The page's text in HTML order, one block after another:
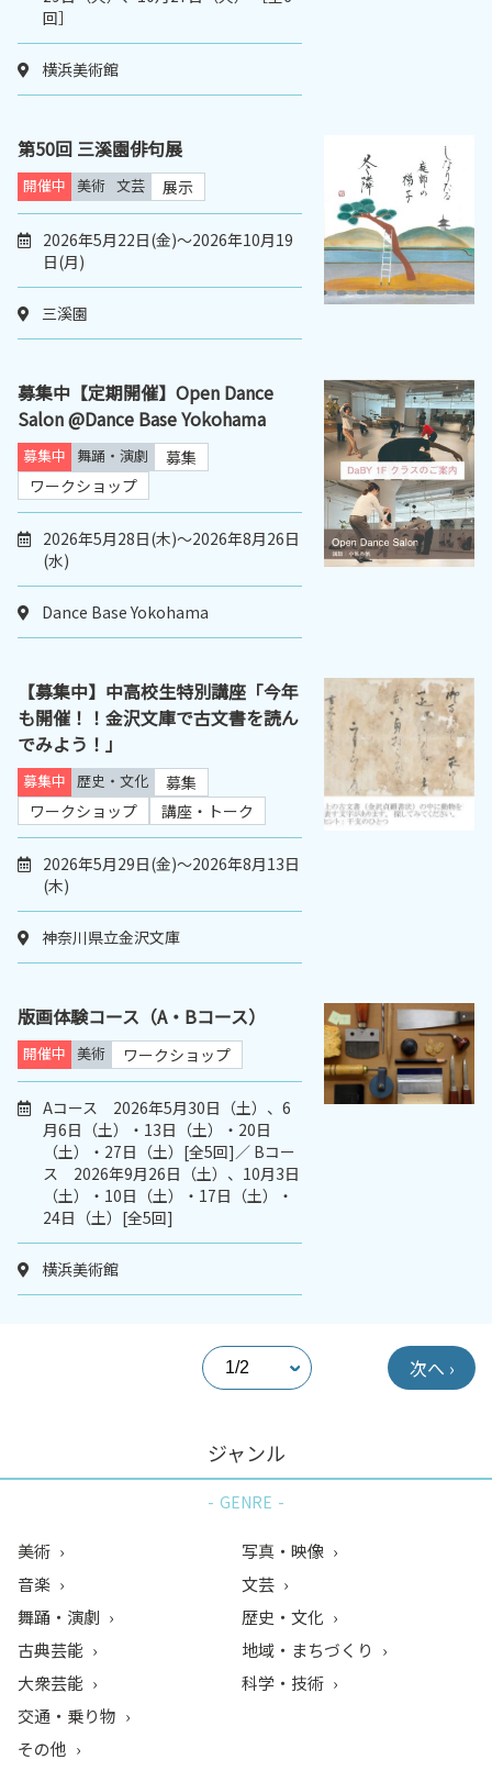
回］
横浜美術館
第50回 三溪園俳句展
開催中 美術 文芸 展示
2026年5月22日(金)～2026年10月19
日(月)
三溪園
募集中【定期開催】Open Dance
Salon @Dance Base Yokohama
募集中 舞踊・演劇
募集
ワークショップ
2026年5月28日(木)～2026年8月26日
(水)
Dance Base Yokohama
【募集中】中高校生特別講座「今年
も開催！！金沢文庫で古文書を読ん
でみよう！」
募集中 歴史・文化
募集
ワークショップ
講座・トーク
2026年5月29日(金)～2026年8月13日
(木)
神奈川県立金沢文庫
版画体験コース（A・Bコース）
開催中 美術 ワークショップ
Aコース 2026年5月30日（土）、6
月6日（土）・13日（土）・20日
（土）・27日（土）[全5回]／ Bコー
ス 2026年9月26日（土）、10月3日
（土）・10日（土）・17日（土）・
24日（土）[全5回]
横浜美術館
次へ ›
ジャンル
GENRE
美術
音楽
舞踊・演劇
古典芸能
大衆芸能
写真・映像
文芸
歴史・文化
地域・まちづくり
科学・技術
交通・乗り物
その他